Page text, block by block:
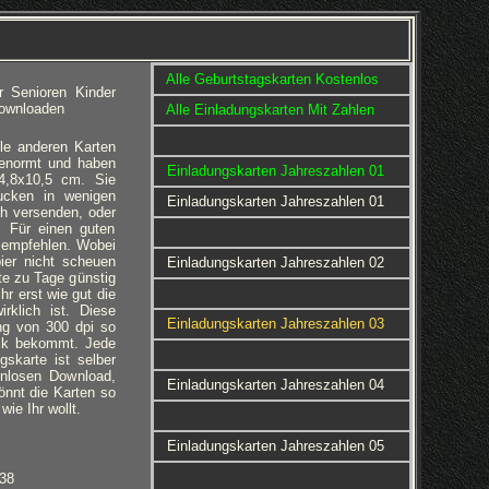
Senioren Kinder
anderen Karten
und haben
cm. Sie
in wenigen
versenden, oder
Für einen guten
Wobei
nicht scheuen
zu Tage günstig
erst wie gut die
ist. Diese
von 300 dpi so
bekommt. Jede
ist selber
Download,
die Karten so
Ihr wollt.
Alle Geburtstagskarten Kostenlos
Alle Einladungskarten Mit Zahlen
Einladungskarten Jahreszahlen 01
Einladungskarten Jahreszahlen 01
Einladungskarten Jahreszahlen 02
Einladungskarten Jahreszahlen 03
Einladungskarten Jahreszahlen 04
Einladungskarten Jahreszahlen 05